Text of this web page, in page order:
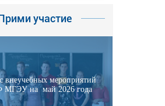
участие
внеучебных мероприятий
на май 2026 года